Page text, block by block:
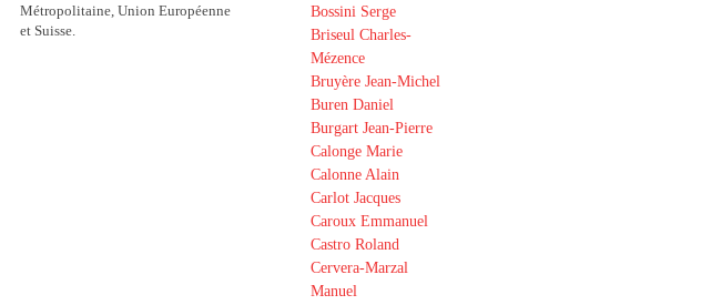
Métropolitaine, Union Européenne
et Suisse.
Bossini Serge
Briseul Charles-
Mézence
Bruyère Jean-Michel
Buren Daniel
Burgart Jean-Pierre
Calonge Marie
Calonne Alain
Carlot Jacques
Caroux Emmanuel
Castro Roland
Cervera-Marzal
Manuel